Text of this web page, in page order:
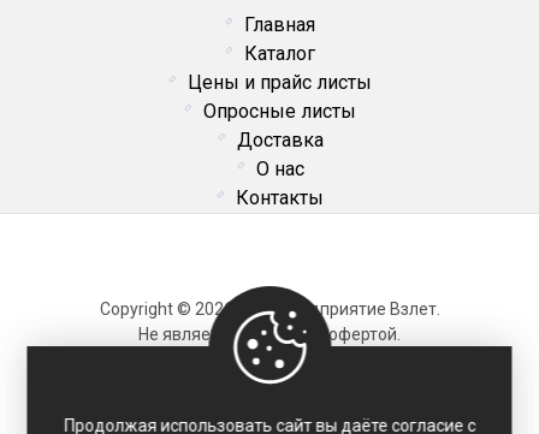
Главная
Каталог
Цены и прайс листы
Опросные листы
Доставка
О нас
Контакты
Copyright © 2026 ОДО Предприятие Взлет.
Не является публичной офертой.
Карта сайта
Продолжая использовать сайт вы даёте согласие с